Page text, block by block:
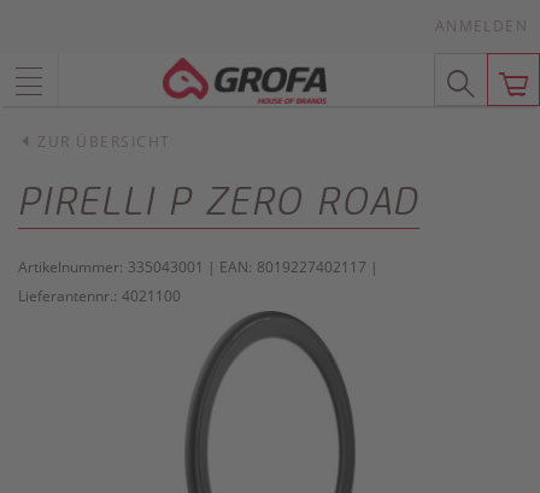
ANMELDEN
ZUR ÜBERSICHT
PIRELLI P ZERO ROAD
Artikelnummer: 335043001 | EAN: 8019227402117 |
Lieferantennr.: 4021100